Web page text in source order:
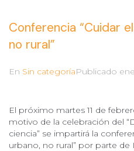
Conferencia “Cuidar
no rural”
En Sin categoríaPublicado
El próximo martes 11 de
motivo de la celebración del
ciencia” se impartirá la
urbano, no rural” por parte